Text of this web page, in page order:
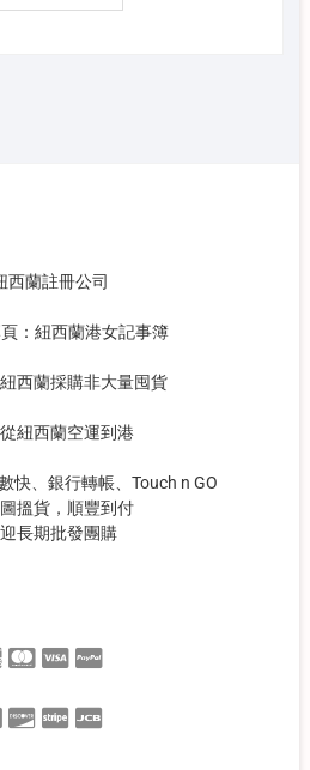
西蘭註冊公司
：紐西蘭港女記事簿
西蘭採購非大量囤貨
紐西蘭空運到港
快、銀行轉帳、Touch n GO
搵貨，順豐到付
長期批發團購